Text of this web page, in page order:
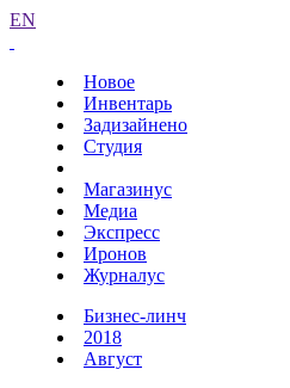
EN
Новое
Инвентарь
Задизайнено
Студия
Магазинус
Медиа
Экспресс
Иронов
Журналус
Бизнес-линч
2018
Август